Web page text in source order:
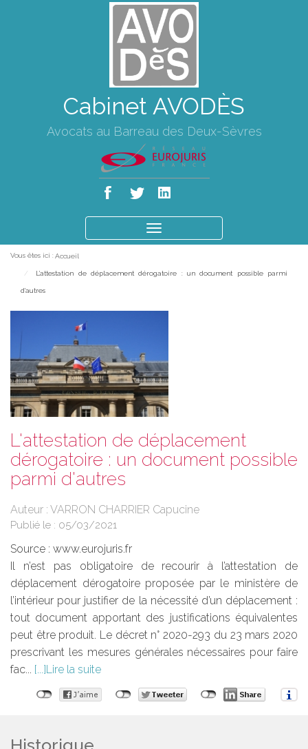
Cabinet AVODÈS
Avocats au Barreau des Deux-Sèvres
le
Vous êtes ici : Accueil
L'attestation de déplacement dérogatoire : un document possible parmi
d'autres
L'attestation de déplacement
dérogatoire : un document possible
parmi d'autres
Auteur : VARRON CHARRIER Capucine
Publié le : 05/03/2021
Source : www.eurojuris.fr
Il n’est pas obligatoire de recourir à l’attestation de
déplacement dérogatoire proposée par le ministère de
l’intérieur pour justifier de la nécessité d’un déplacement :
tout document apportant des justifications équivalentes
peut être produit. Le décret n° 2020-293 du 23 mars 2020
prescrivant les mesures générales nécessaires pour faire
fac...
Lire la suite
Historique